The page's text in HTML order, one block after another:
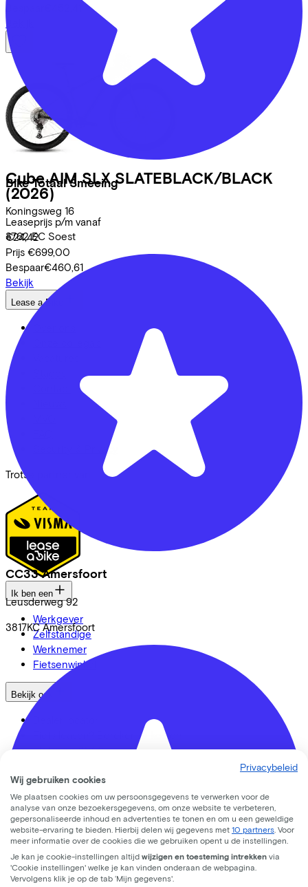
Bike Totaal Smeeing
Koningsweg 16
3762 EC Soest
CC33 Amersfoort
Leusderweg 92
3817KC Amersfoort
Bespaar
Bekijk
Cube AIM SLX SLATEBLACK/BLACK
(2026)
Leaseprijs p/m vanaf
€24,42
Prijs €699,00
Bespaar€460,61
Bekijk
Lease a Bike
Security & Privacy
Trotse partner van
Ik ben een
Werkgever
Zelfstandige
Werknemer
Fietsenwinkel
Bekijk ook
Fiets leasen? Bereken je kosten
Fietsplan 2026
Fietsmerken
Gazelle
Cannondale
Roetz
Cervélo
Kalkhoff
Privacybeleid
Wij gebruiken cookies
We plaatsen cookies om uw persoonsgegevens te verwerken voor de
analyse van onze bezoekersgegevens, om onze website te verbeteren,
gepersonaliseerde inhoud en advertenties te tonen en om u een geweldige
website-ervaring te bieden. Hierbij delen wij gegevens met 10 partners . Voor
meer informatie over de cookies die we gebruiken opent u de instellingen.
Je kan je cookie-instellingen altijd wijzigen en toesteming intrekken via
'Cookie instellingen' welke je kan vinden onderaan de webpagina.
Vervolgens klik je op de tab ‘Mijn gegevens'.